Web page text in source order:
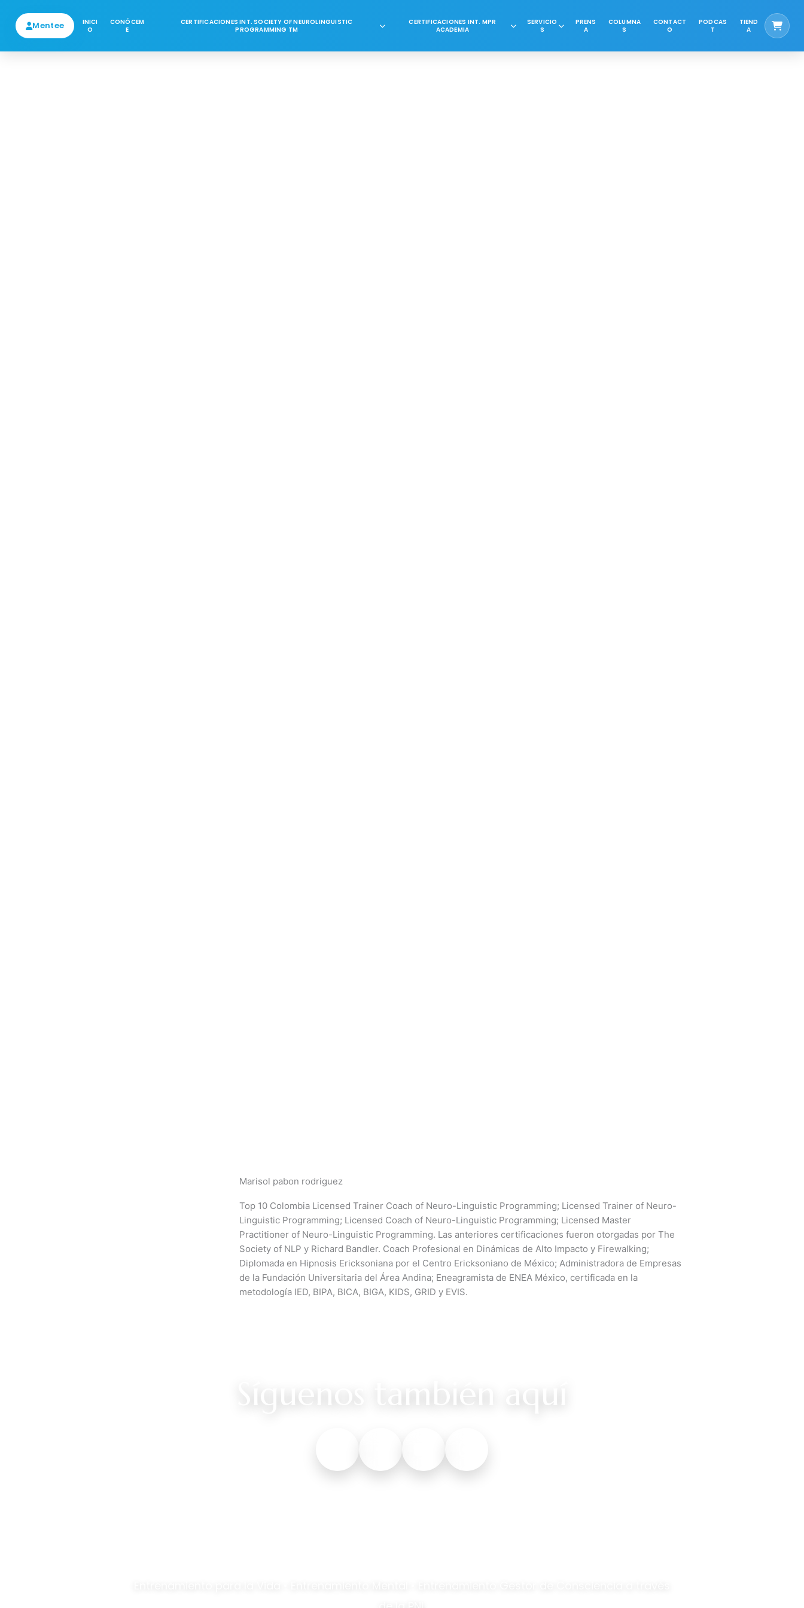
Mentee
INICI
O
CONÓCEM
E
CERTIFICACIONES INT. SOCIETY OF NEUROLINGUISTIC
PROGRAMMING TM
CERTIFICACIONES INT. MPR
ACADEMIA
SERVICIO
S
PRENS
A
COLUMNA
S
CONTACT
O
PODCAS
T
TIEND
A
Marisol pabon rodriguez
Top 10 Colombia Licensed Trainer Coach of Neuro-Linguistic Programming; Licensed Trainer of Neuro-
Linguistic Programming; Licensed Coach of Neuro-Linguistic Programming; Licensed Master
Practitioner of Neuro-Linguistic Programming. Las anteriores certificaciones fueron otorgadas por The
Society of NLP y Richard Bandler. Coach Profesional en Dinámicas de Alto Impacto y Firewalking;
Diplomada en Hipnosis Ericksoniana por el Centro Ericksoniano de México; Administradora de Empresas
de la Fundación Universitaria del Área Andina; Eneagramista de ENEA México, certificada en la
metodología IED, BIPA, BICA, BIGA, KIDS, GRID y EVIS.